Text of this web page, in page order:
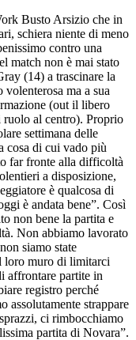
Busto Arsizio che in
schiera niente di meno
contro una
match non è mai stato
(14) a trascinare la
ma a sua
(out il libero
al centro). Proprio
settimana delle
cosa di cui vado più
far fronte alla difficoltà
a disposizione,
è qualcosa di
è andata bene”. Così
non bene la partita e
Non abbiamo lavorato
siamo state
loro muro di limitarci
affrontare partite in
registro perché
assolutamente strappare
ci rimbocchiamo
partita di Novara”.